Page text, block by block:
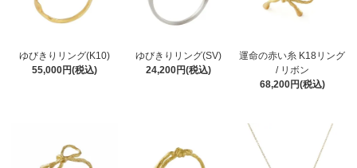
ゆびきりリング(K10)
55,000円(税込)
ゆびきりリング(SV)
24,200円(税込)
運命の赤い糸 K18リング
/ リボン
68,200円(税込)